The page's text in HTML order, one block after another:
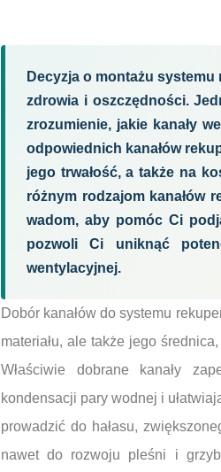
Decyzja o montażu
zdrowia i oszczędności.
zrozumienie, jakie kanały
odpowiednich kanałów
jego trwałość, a także na
różnym rodzajom kanałów
wadom, aby pomóc Ci
pozwoli Ci uniknąć
wentylacyjnej.
Dobór kanałów do systemu
materiału, ale także jego
Właściwie dobrane kanały
kondensacji pary wodnej i
prowadzić do hałasu,
nawet do rozwoju pleśni i